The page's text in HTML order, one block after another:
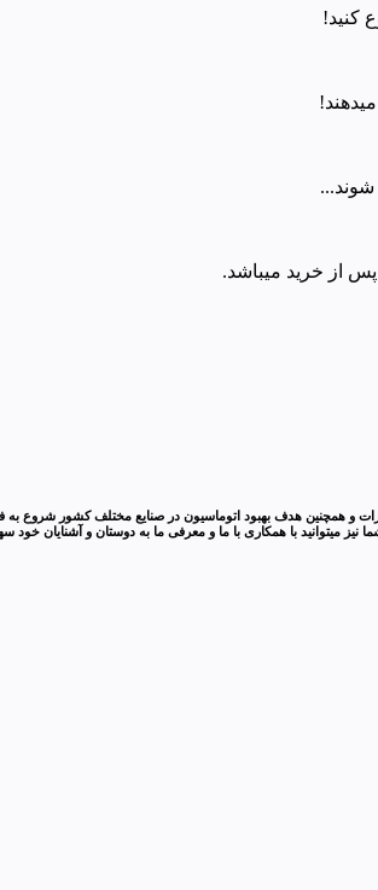
کنید!
از خرید میباشد.
میتوانید با همکاری با ما و معرفی ما به دوستان و آشنایان